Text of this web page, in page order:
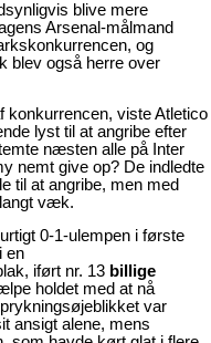
blive mere
Arsenal-målmand
og
blev også herre over
konkurrencen, viste Atletico
lyst til at angribe efter
næsten alle på Inter
nemt give op? De indledte
til at angribe, men med
væk.
0-1-ulempen i første
en
iført nr. 13 billige
holdet med at nå
var
ansigt alene, mens